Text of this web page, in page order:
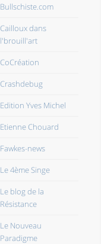
Bullschiste.com
Cailloux dans
l'brouill'art
CoCréation
Crashdebug
Edition Yves Michel
Etienne Chouard
Fawkes-news
Le 4ème Singe
Le blog de la
Résistance
Le Nouveau
Paradigme